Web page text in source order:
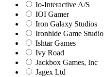
Io-Interactive A/S
IOI Gamer
Iron Galaxy Studios
Ironhide Game Studio
Ishtar Games
Ivy Road
Jackbox Games, Inc
Jagex Ltd